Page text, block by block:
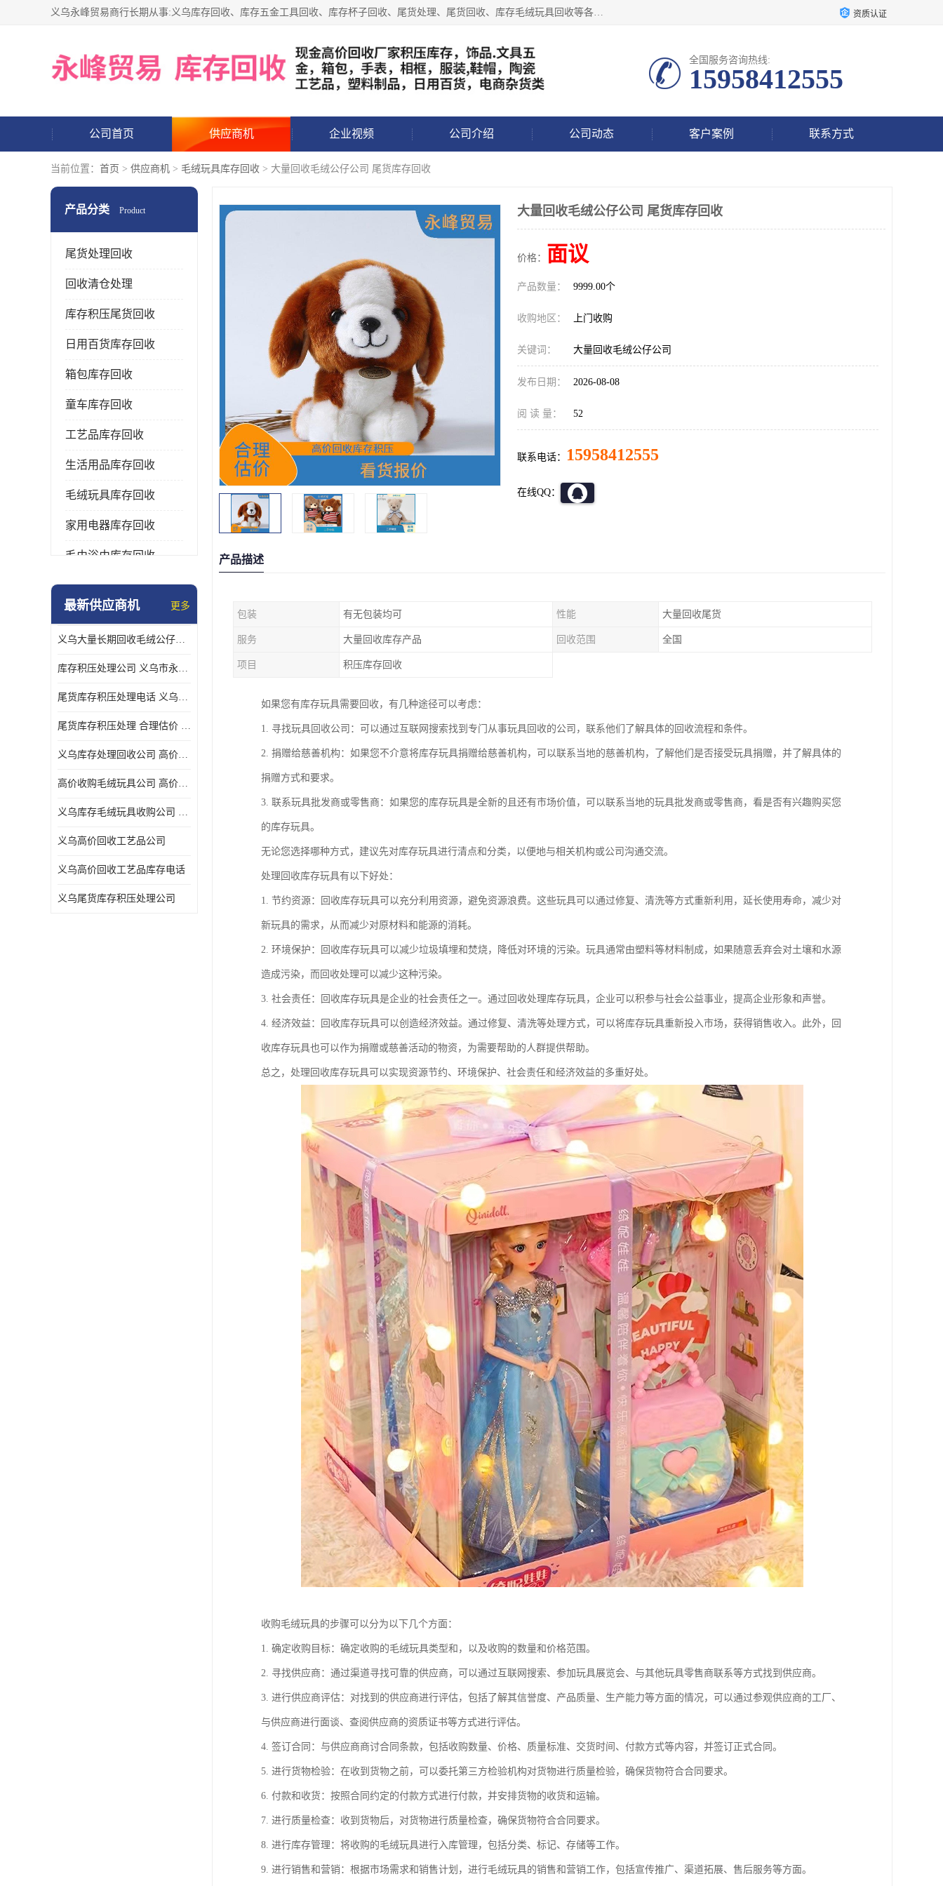
义乌永峰贸易商行长期从事:义乌库存回收、库存五金工具回收、库存杯子回收、尾货处理、尾货回收、库存毛绒玩具回收等各类产品库存回收，我们一直秉承：“，专业收购，价格从优，互惠互利，现金交易，价格公道”七大原则。欢迎有库存处理的老板来电洽谈! 资质认证
全国服务咨询热线:
15958412555
公司首页 供应商机 企业视频 公司介绍 公司动态 客户案例 联系方式
当前位置： 首页 > 供应商机 > 毛绒玩具库存回收 > 大量回收毛绒公仔公司 尾货库存回收
产品分类 Product
尾货处理回收
回收清仓处理
库存积压尾货回收
日用百货库存回收
箱包库存回收
童车库存回收
工艺品库存回收
生活用品库存回收
毛绒玩具库存回收
家用电器库存回收
毛巾浴巾库存回收
水杯保温杯库存回收
五金工具库存回收
库存厨具回收
最新供应商机 更多
义乌大量长期回收毛绒公仔公司 高价回收库存积压 高价回收 欢迎电话咨询
库存积压处理公司 义乌市永峰贸易商行
尾货库存积压处理电话 义乌市永峰贸易商行
尾货库存积压处理 合理估价 量大量小均可
义乌库存处理回收公司 高价回收库存积压 大量尾货回收
高价收购毛绒玩具公司 高价回收库存积压 回收库存 二手勿扰
义乌库存毛绒玩具收购公司 高价回收库存积压 义乌市永峰贸易商行
义乌高价回收工艺品公司
义乌高价回收工艺品库存电话
义乌尾货库存积压处理公司
大量回收毛绒公仔公司 尾货库存回收
价格： 面议
产品数量： 9999.00个
收购地区： 上门收购
关键词： 大量回收毛绒公仔公司
发布日期： 2026-08-08
阅 读 量： 52
联系电话： 15958412555
在线QQ：
产品描述
包装 有无包装均可 性能 大量回收尾货
服务 大量回收库存产品 回收范围 全国
项目 积压库存回收
如果您有库存玩具需要回收，有几种途径可以考虑：
1. 寻找玩具回收公司：可以通过互联网搜索找到专门从事玩具回收的公司，联系他们了解具体的回收流程和条件。
2. 捐赠给慈善机构：如果您不介意将库存玩具捐赠给慈善机构，可以联系当地的慈善机构，了解他们是否接受玩具捐赠，并了解具体的
捐赠方式和要求。
3. 联系玩具批发商或零售商：如果您的库存玩具是全新的且还有市场价值，可以联系当地的玩具批发商或零售商，看是否有兴趣购买您
的库存玩具。
无论您选择哪种方式，建议先对库存玩具进行清点和分类，以便地与相关机构或公司沟通交流。
处理回收库存玩具有以下好处：
1. 节约资源：回收库存玩具可以充分利用资源，避免资源浪费。这些玩具可以通过修复、清洗等方式重新利用，延长使用寿命，减少对
新玩具的需求，从而减少对原材料和能源的消耗。
2. 环境保护：回收库存玩具可以减少垃圾填埋和焚烧，降低对环境的污染。玩具通常由塑料等材料制成，如果随意丢弃会对土壤和水源
造成污染，而回收处理可以减少这种污染。
3. 社会责任：回收库存玩具是企业的社会责任之一。通过回收处理库存玩具，企业可以积参与社会公益事业，提高企业形象和声誉。
4. 经济效益：回收库存玩具可以创造经济效益。通过修复、清洗等处理方式，可以将库存玩具重新投入市场，获得销售收入。此外，回
收库存玩具也可以作为捐赠或慈善活动的物资，为需要帮助的人群提供帮助。
总之，处理回收库存玩具可以实现资源节约、环境保护、社会责任和经济效益的多重好处。
收购毛绒玩具的步骤可以分为以下几个方面：
1. 确定收购目标：确定收购的毛绒玩具类型和，以及收购的数量和价格范围。
2. 寻找供应商：通过渠道寻找可靠的供应商，可以通过互联网搜索、参加玩具展览会、与其他玩具零售商联系等方式找到供应商。
3. 进行供应商评估：对找到的供应商进行评估，包括了解其信誉度、产品质量、生产能力等方面的情况，可以通过参观供应商的工厂、
与供应商进行面谈、查阅供应商的资质证书等方式进行评估。
4. 签订合同：与供应商商讨合同条款，包括收购数量、价格、质量标准、交货时间、付款方式等内容，并签订正式合同。
5. 进行货物检验：在收到货物之前，可以委托第三方检验机构对货物进行质量检验，确保货物符合合同要求。
6. 付款和收货：按照合同约定的付款方式进行付款，并安排货物的收货和运输。
7. 进行质量检查：收到货物后，对货物进行质量检查，确保货物符合合同要求。
8. 进行库存管理：将收购的毛绒玩具进行入库管理，包括分类、标记、存储等工作。
9. 进行销售和营销：根据市场需求和销售计划，进行毛绒玩具的销售和营销工作，包括宣传推广、渠道拓展、售后服务等方面。